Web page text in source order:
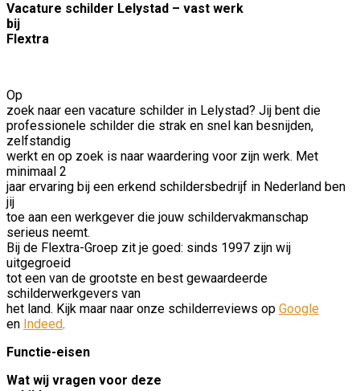
Vacature schilder Lelystad – vast werk
bij
Flextra
Op
zoek naar een vacature schilder in Lelystad? Jij bent die
professionele schilder die strak en snel kan besnijden,
zelfstandig
werkt en op zoek is naar waardering voor zijn werk. Met
minimaal 2
jaar ervaring bij een erkend schildersbedrijf in Nederland ben
jij
toe aan een werkgever die jouw schildervakmanschap
serieus neemt.
Bij de Flextra-Groep zit je goed: sinds 1997 zijn wij
uitgegroeid
tot een van de grootste en best gewaardeerde
schilderwerkgevers van
het land. Kijk maar naar onze schilderreviews op Google
en Indeed.
Functie-eisen
Wat wij vragen voor deze